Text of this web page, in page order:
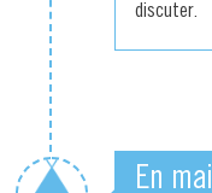
discuter.
En mai